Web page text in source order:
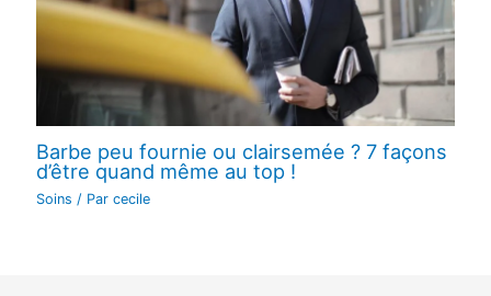
Barbe peu fournie ou clairsemée ? 7 façons
d’être quand même au top !
Soins / Par cecile